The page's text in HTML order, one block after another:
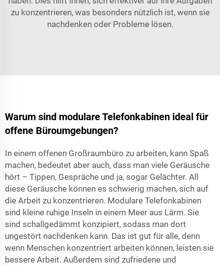
zu konzentrieren, was besonders nützlich ist, wenn sie
nachdenken oder Probleme lösen.
Warum sind modulare Telefonkabinen ideal für
offene Büroumgebungen?
In einem offenen Großraumbüro zu arbeiten, kann Spaß
machen, bedeutet aber auch, dass man viele Geräusche
hört – Tippen, Gespräche und ja, sogar Gelächter. All
diese Geräusche können es schwierig machen, sich auf
die Arbeit zu konzentrieren. Modulare Telefonkabinen
sind kleine ruhige Inseln in einem Meer aus Lärm. Sie
sind schallgedämmt konzipiert, sodass man dort
ungestört nachdenken kann. Das ist gut für alle, denn
wenn Menschen konzentriert arbeiten können, leisten sie
bessere Arbeit. Außerdem sind zufriedene und